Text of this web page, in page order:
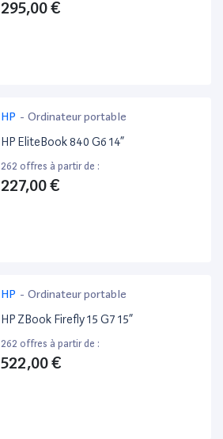
295,00 €
HP - Ordinateur portable
HP EliteBook 840 G6 14”
262 offres à partir de :
227,00 €
HP - Ordinateur portable
HP ZBook Firefly 15 G7 15”
262 offres à partir de :
522,00 €